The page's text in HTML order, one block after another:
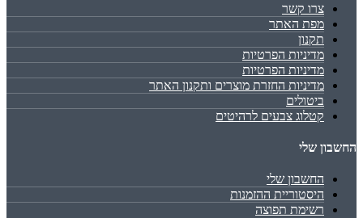
צרו קשר
מפת האתר
תקנון
מדיניות הפרטיות
מדיניות הפרטיות
מדיניות החזרת מוצרים ותקנון האתר
ביטולים
קטלוג צבעים לרהיטים
החשבון שלי
החשבון שלי
היסטוריית ההזמנות
רשימת תפוצה